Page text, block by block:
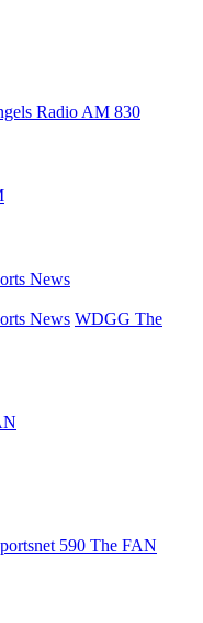
Radio AM 830
News
News WDGG The
590 The FAN